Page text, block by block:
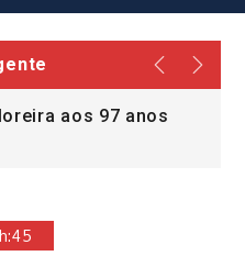
aos 97 anos